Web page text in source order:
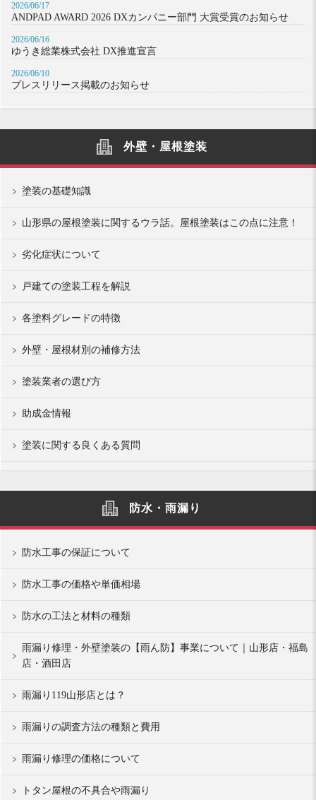
2026/06/17
ANDPAD AWARD 2026 DXカンパニー部門 大賞受賞のお知らせ
2026/06/16
ゆうき総業株式会社 DX推進宣言
2026/06/10
プレスリリース掲載のお知らせ
外壁・屋根塗装
塗装の基礎知識
山形県の屋根塗装に関するウラ話。屋根塗装はこの点に注意！
劣化症状について
戸建ての塗装工程を解説
各塗料グレードの特徴
外壁・屋根材別の補修方法
塗装業者の選び方
助成金情報
塗装に関する良くある質問
防水・雨漏り
防水工事の保証について
防水工事の価格や単価相場
防水の工法と材料の種類
雨漏り修理・外壁塗装の【雨ん防】事業について｜山形店・福島
店・酒田店
雨漏り119山形店とは？
雨漏りの調査方法の種類と費用
雨漏り修理の価格について
トタン屋根の不具合や雨漏り